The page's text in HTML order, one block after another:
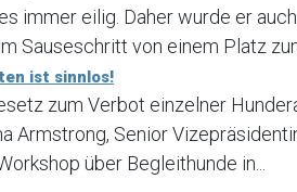
immer eilig. Daher wurde er
Sauseschritt von einem Platz
ist sinnlos!
zum Verbot einzelner
Armstrong, Senior
über Begleithunde in...